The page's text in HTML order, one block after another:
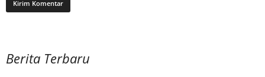
Berita Terbaru